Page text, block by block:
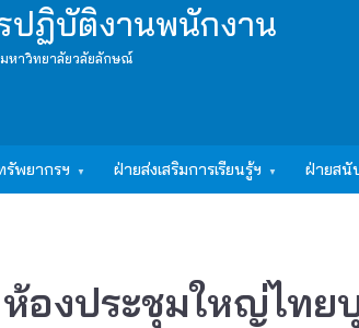
ปฏิบัติงานพนักงาน
หาวิทยาลัยวลัยลักษณ์
พยากรฯ ฝ่ายส่งเสริมการเรียนรู้ฯ ฝ่ายสนั
ห้องประชุมใหญ่ไทย